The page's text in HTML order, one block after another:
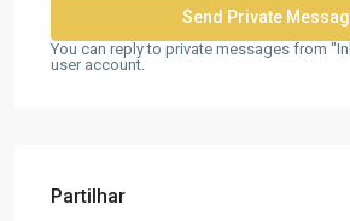
You can reply to private messages from
user account.
Partilhar